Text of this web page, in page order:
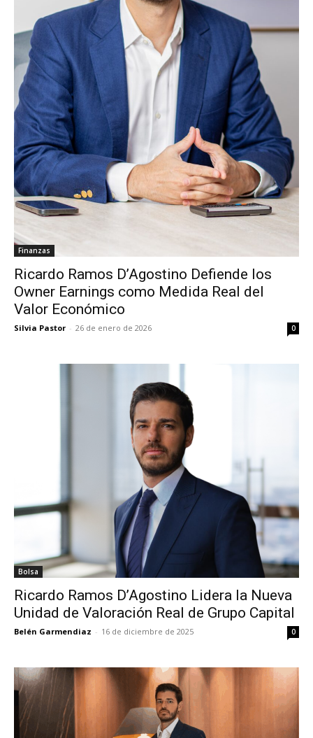
Finanzas
Ricardo Ramos D’Agostino Defiende los
Owner Earnings como Medida Real del
Valor Económico
Silvia Pastor - 26 de enero de 2026 0
Bolsa
Ricardo Ramos D’Agostino Lidera la Nueva
Unidad de Valoración Real de Grupo Capital
Belén Garmendiaz - 16 de diciembre de 2025 0